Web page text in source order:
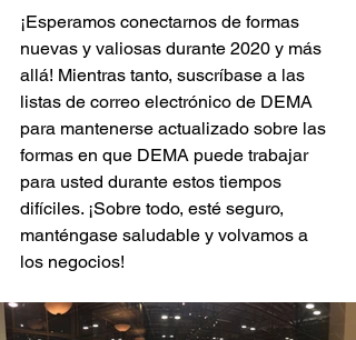
¡Esperamos conectarnos de formas
nuevas y valiosas durante 2020 y más
allá! Mientras tanto, suscríbase a las
listas de correo electrónico de DEMA
para mantenerse actualizado sobre las
formas en que DEMA puede trabajar
para usted durante estos tiempos
difíciles. ¡Sobre todo, esté seguro,
manténgase saludable y volvamos a
los negocios!